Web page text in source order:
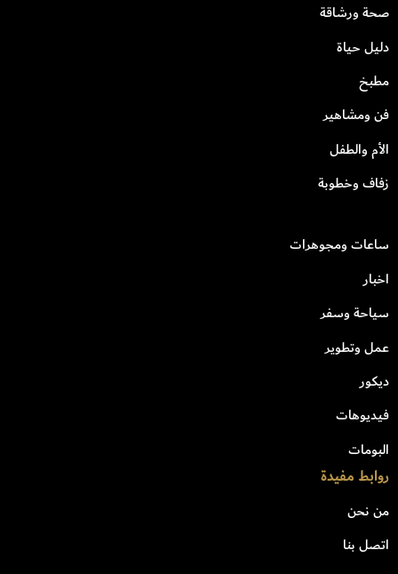
صحة ورشاقة
دليل حياة
مطبخ
فن ومشاهير
الأم والطفل
زفاف وخطوبة
ساعات ومجوهرات
اخبار
سياحة وسفر
عمل وتطوير
ديكور
فيديوهات
البومات
روابط مفيدة
من نحن
اتصل بنا